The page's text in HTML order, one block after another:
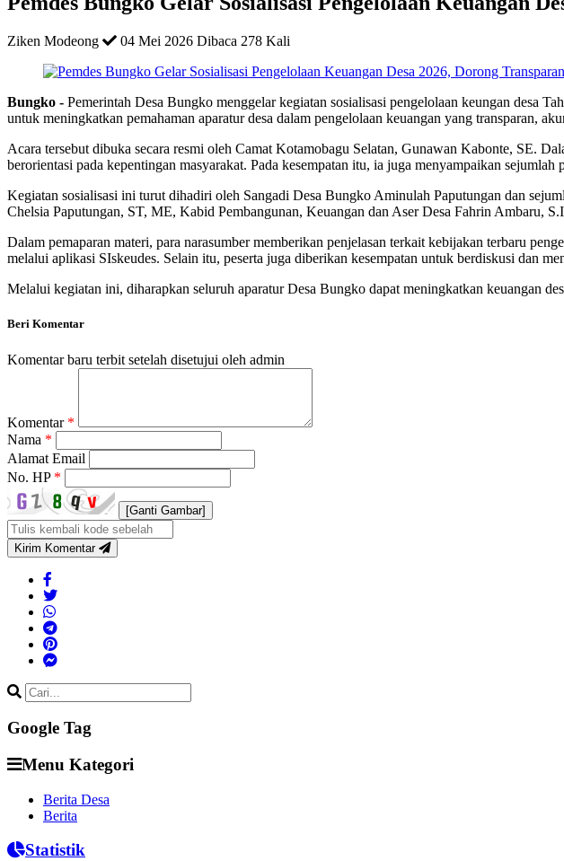
Ziken Modeong 04 Mei 2026 Dibaca 278 Kali
Bungko - Pemerintah Desa Bungko menggelar kegiatan sosialisasi pengelolaan keungan desa
untuk meningkatkan pemahaman aparatur desa dalam pengelolaan keuangan yang transparan,
Acara tersebut dibuka secara resmi oleh Camat Kotamobagu Selatan, Gunawan Kabonte, SE.
berorientasi pada kepentingan masyarakat. Pada kesempatan itu, ia juga menyampaikan
Kegiatan sosialisasi ini turut dihadiri oleh Sangadi Desa Bungko Aminulah Paputungan dan
Chelsia Paputungan, ST, ME, Kabid Pembangunan, Keuangan dan Aser Desa Fahrin Ambaru,
Dalam pemaparan materi, para narasumber memberikan penjelasan terkait kebijakan terbaru
melalui aplikasi SIskeudes. Selain itu, peserta juga diberikan kesempatan untuk berdiskusi dan
Melalui kegiatan ini, diharapkan seluruh aparatur Desa Bungko dapat meningkatkan keuangan
Beri Komentar
Komentar baru terbit setelah disetujui oleh admin
Komentar *
Nama *
Alamat Email
No. HP *
[Ganti Gambar]
Kirim Komentar
Google Tag
Menu Kategori
Berita Desa
Berita
Statistik